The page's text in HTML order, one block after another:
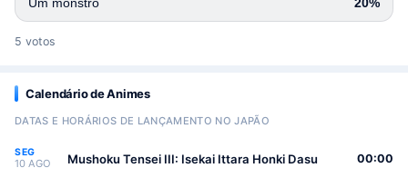
Um monstro 20%
5 votos
Calendário de Animes
DATAS E HORÁRIOS DE LANÇAMENTO NO JAPÃO
SEG
10 AGO Mushoku Tensei III: Isekai Ittara Honki Dasu 00:00